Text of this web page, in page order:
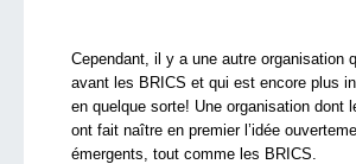
Cependant, il y a une autre organisation
avant les BRICS et qui est encore plus
en quelque sorte! Une organisation dont
ont fait naître en premier l’idée
émergents, tout comme les BRICS.